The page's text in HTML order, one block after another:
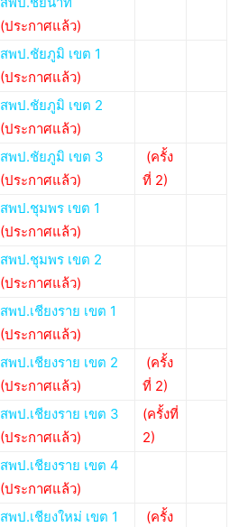
(ประกาศแล้ว)
สพป.ชัยภูมิ เขต 1
(ประกาศแล้ว)
สพป.ชัยภูมิ เขต 2
(ประกาศแล้ว)
สพป.ชัยภูมิ เขต 3
(ประกาศแล้ว)
(ครั้ง
ที่ 2)
สพป.ชุมพร เขต 1
(ประกาศแล้ว)
สพป.ชุมพร เขต 2
(ประกาศแล้ว)
สพป.เชียงราย เขต 1
(ประกาศแล้ว)
สพป.เชียงราย เขต 2
(ประกาศแล้ว)
(ครั้ง
ที่ 2)
สพป.เชียงราย เขต 3
(ประกาศแล้ว)
(ครั้งที่
2)
สพป.เชียงราย เขต 4
(ประกาศแล้ว)
สพป.เชียงใหม่ เขต 1
(ครั้ง